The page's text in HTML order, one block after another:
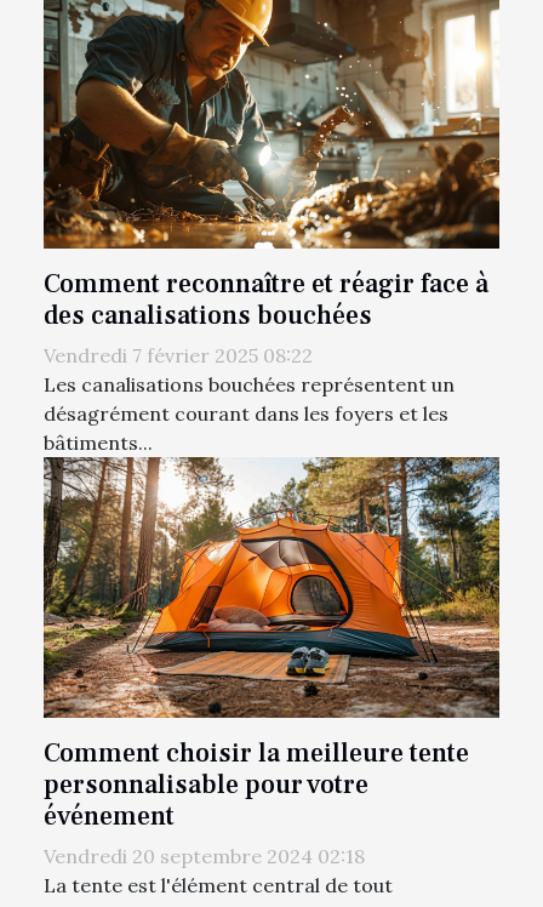
Comment reconnaître et réagir face à
des canalisations bouchées
Vendredi 7 février 2025 08:22
Les canalisations bouchées représentent un
désagrément courant dans les foyers et les
bâtiments...
Comment choisir la meilleure tente
personnalisable pour votre
événement
Vendredi 20 septembre 2024 02:18
La tente est l'élément central de tout